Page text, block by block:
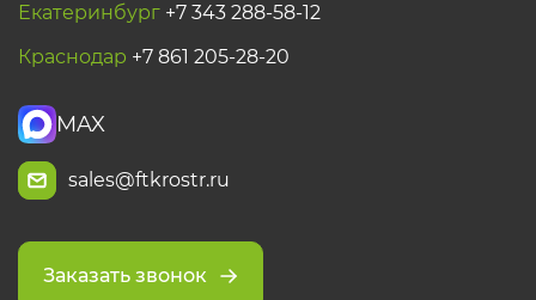
Екатеринбург +7 343 288-58-12
Краснодар +7 861 205-28-20
MAX
sales@ftkrostr.ru
Заказать звонок